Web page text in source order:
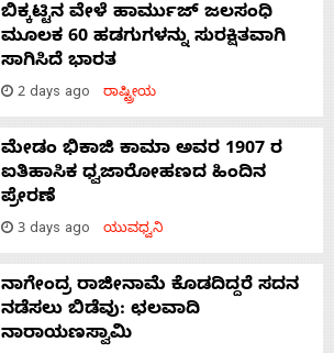
ಬಿಕ್ಕಟ್ಟಿನ ವೇಳೆ ಹಾರ್ಮುಜ್ ಜಲಸಂಧಿ
ಮೂಲಕ 60 ಹಡಗುಗಳನ್ನು ಸುರಕ್ಷಿತವಾಗಿ
ಸಾಗಿಸಿದೆ ಭಾರತ
2 days ago ರಾಷ್ಟ್ರೀಯ
ಮೇಡಂ ಭಿಕಾಜಿ ಕಾಮಾ ಅವರ 1907 ರ
ಐತಿಹಾಸಿಕ ಧ್ವಜಾರೋಹಣದ ಹಿಂದಿನ
ಪ್ರೇರಣೆ
3 days ago ಯುವಧ್ವನಿ
ನಾಗೇಂದ್ರ ರಾಜೀನಾಮೆ ಕೊಡದಿದ್ದರೆ ಸದನ
ನಡೆಸಲು ಬಿಡೆವು: ಛಲವಾದಿ
ನಾರಾಯಣಸ್ವಾಮಿ